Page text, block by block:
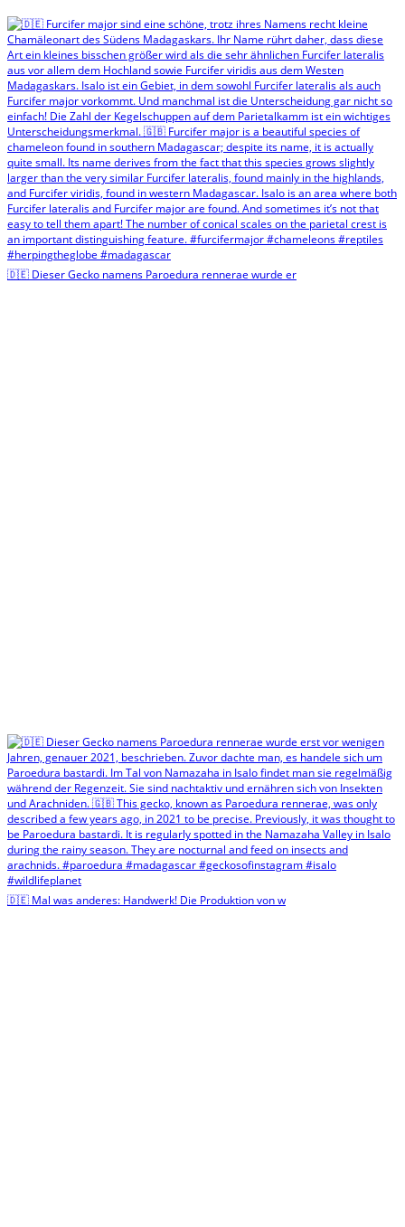
🇩🇪 Dieser Gecko namens Paroedura rennerae wurde er
🇩🇪 Mal was anderes: Handwerk! Die Produktion von w